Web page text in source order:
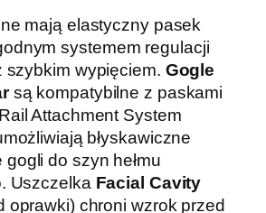
mają elastyczny pasek
systemem regulacji
szybkim wypięciem. Gogle
są kompatybilne z paskami
Attachment System
błyskawiczne
do szyn hełmu
Uszczelka Facial Cavity
oprawki) chroni wzrok przed